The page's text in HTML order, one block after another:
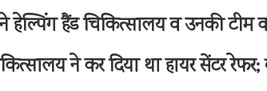
हेल्पिंग हैंड चिकित्सालय व उनकी
ने कर दिया था हायर सेंटर